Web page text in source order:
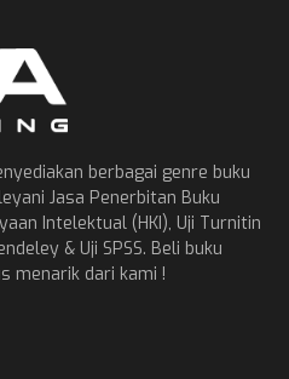
berbagai genre buku
Jasa Penerbitan Buku
Intelektual (HKI), Uji Turnitin
& Uji SPSS. Beli buku
menarik dari kami !